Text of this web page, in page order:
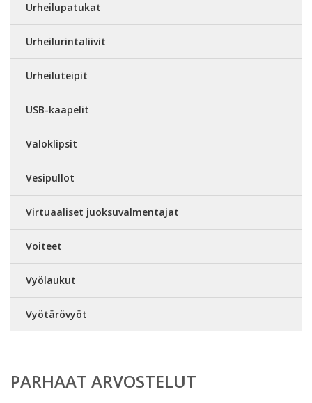
Urheilupatukat
Urheilurintaliivit
Urheiluteipit
USB-kaapelit
Valoklipsit
Vesipullot
Virtuaaliset juoksuvalmentajat
Voiteet
Vyölaukut
Vyötärövyöt
PARHAAT ARVOSTELUT